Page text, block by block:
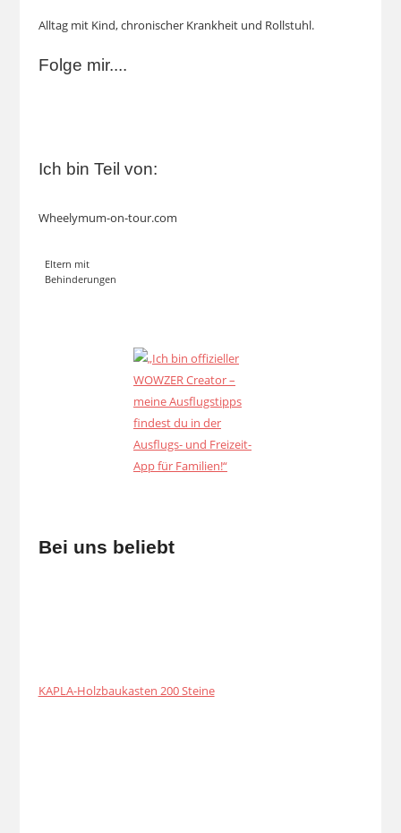
Alltag mit Kind, chronischer Krankheit und Rollstuhl.
Folge mir....
Ich bin Teil von:
Wheelymum-on-tour.com
Eltern mit
Behinderungen
Bei uns beliebt
KAPLA-Holzbaukasten 200 Steine